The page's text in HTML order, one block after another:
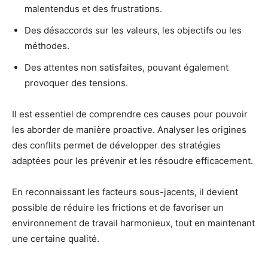
malentendus et des frustrations.
Des désaccords sur les valeurs, les objectifs ou les
méthodes.
Des attentes non satisfaites, pouvant également
provoquer des tensions.
Il est essentiel de comprendre ces causes pour pouvoir
les aborder de manière proactive. Analyser les origines
des conflits permet de développer des stratégies
adaptées pour les prévenir et les résoudre efficacement.
En reconnaissant les facteurs sous-jacents, il devient
possible de réduire les frictions et de favoriser un
environnement de travail harmonieux, tout en maintenant
une certaine qualité.